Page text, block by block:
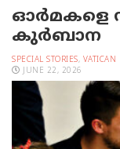
ഓര്‍മകളെ
കുര്‍ബാന
SPECIAL STORIES, VATICAN
JUNE 22, 2026